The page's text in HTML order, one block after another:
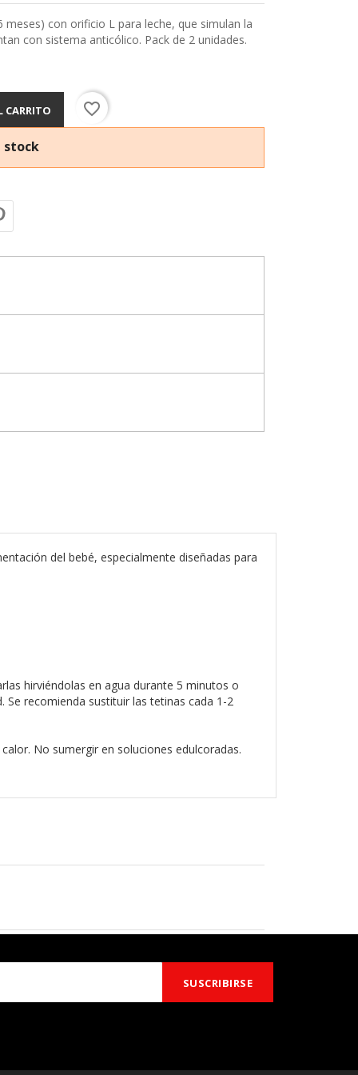
meses) con orificio L para leche, que simulan la
con sistema anticólico. Pack de 2 unidades.
CARRITO favorite_border
stock
del bebé, especialmente diseñadas para
hirviéndolas en agua durante 5 minutos o
recomienda sustituir las tetinas cada 1-2
No sumergir en soluciones edulcoradas.